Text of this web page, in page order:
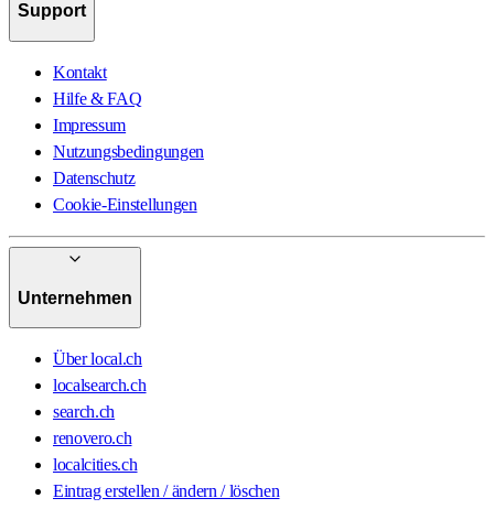
Support
Kontakt
Hilfe & FAQ
Impressum
Nutzungsbedingungen
Datenschutz
Cookie-Einstellungen
Unternehmen
Über local.ch
localsearch.ch
search.ch
renovero.ch
localcities.ch
Eintrag erstellen / ändern / löschen